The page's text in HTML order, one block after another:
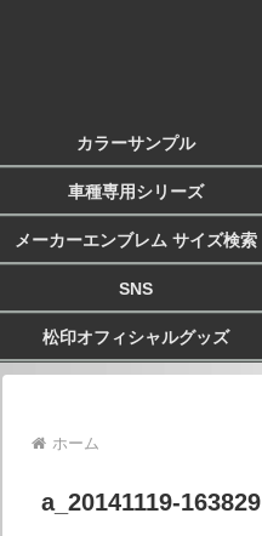
カラーサンプル
車種専用シリーズ
メーカーエンブレム サイズ検索
SNS
松印オフィシャルグッズ
ホーム
a_20141119-163829